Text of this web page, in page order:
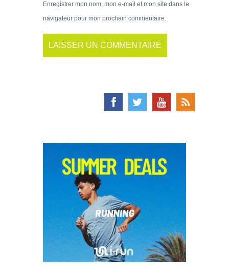
Enregistrer mon nom, mon e-mail et mon site dans le
navigateur pour mon prochain commentaire.